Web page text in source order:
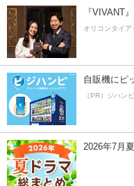
『VIVANT
オリコンタイア
自販機にピ
（PR）ジハンピ
2026年7月